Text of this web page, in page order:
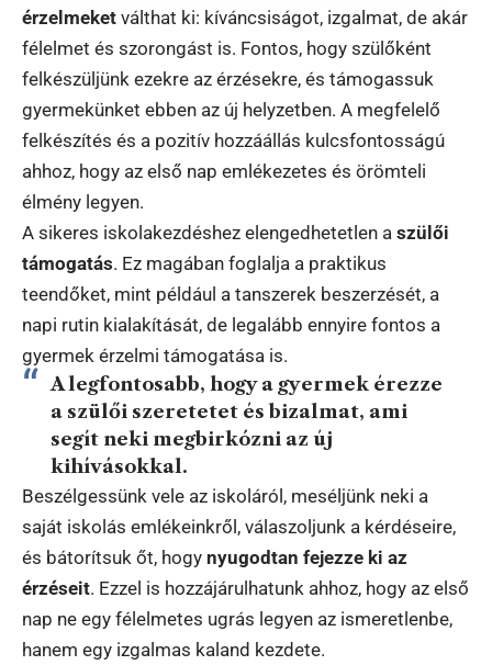
érzelmeket válthat ki: kíváncsiságot, izgalmat, de akár
félelmet és szorongást is. Fontos, hogy szülőként
felkészüljünk ezekre az érzésekre, és támogassuk
gyermekünket ebben az új helyzetben. A megfelelő
felkészítés és a pozitív hozzáállás kulcsfontosságú
ahhoz, hogy az első nap emlékezetes és örömteli
élmény legyen.
A sikeres iskolakezdéshez elengedhetetlen a szülői
támogatás. Ez magában foglalja a praktikus
teendőket, mint például a tanszerek beszerzését, a
napi rutin kialakítását, de legalább ennyire fontos a
gyermek érzelmi támogatása is.
A legfontosabb, hogy a gyermek érezze
a szülői szeretetet és bizalmat, ami
segít neki megbirkózni az új
kihívásokkal.
Beszélgessünk vele az iskoláról, meséljünk neki a
saját iskolás emlékeinkről, válaszoljunk a kérdéseire,
és bátorítsuk őt, hogy nyugodtan fejezze ki az
érzéseit. Ezzel is hozzájárulhatunk ahhoz, hogy az első
nap ne egy félelmetes ugrás legyen az ismeretlenbe,
hanem egy izgalmas kaland kezdete.